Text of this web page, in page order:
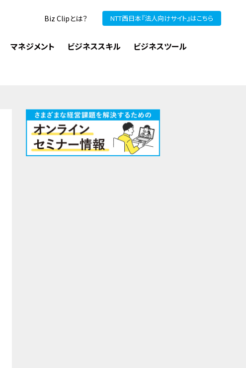
Biz Clipとは？ NTT西日本『法人向けサイト』はこちら
マネジメント ビジネススキル ビジネスツール